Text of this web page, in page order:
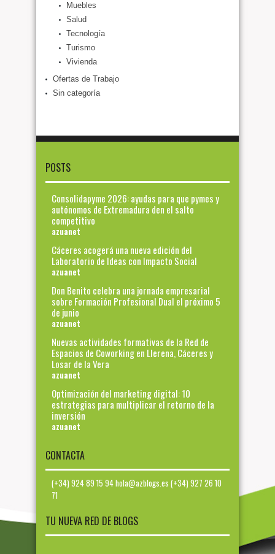
Muebles
Salud
Tecnología
Turismo
Vivienda
Ofertas de Trabajo
Sin categoría
POSTS
Consolidapyme 2026: ayudas para que pymes y
autónomos de Extremadura den el salto
competitivo
azuanet
Cáceres acogerá una nueva edición del
Laboratorio de Ideas con Impacto Social
azuanet
Don Benito celebra una jornada empresarial
sobre Formación Profesional Dual el próximo 5
de junio
azuanet
Nuevas actividades formativas de la Red de
Espacios de Coworking en Llerena, Cáceres y
Losar de la Vera
azuanet
Optimización del marketing digital: 10
estrategias para multiplicar el retorno de la
inversión
azuanet
CONTACTA
(+34) 924 89 15 94 hola@azblogs.es (+34) 927 26 10
71
TU NUEVA RED DE BLOGS